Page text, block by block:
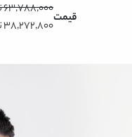
قیمت
63,788,000 تومان
38,272,800 تومان